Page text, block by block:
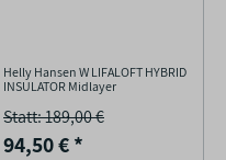
Helly Hansen W LIFALOFT HYBRID
INSULATOR Midlayer
Statt: 189,00 €
94,50 €*